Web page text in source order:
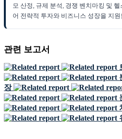
모 산정, 규제 분석, 경쟁 벤치마킹 및
어 전략적 투자와 비즈니스 성장을 지
관련 보고서
장